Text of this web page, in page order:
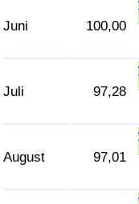
Juni 100,00
Juli 97,28
August 97,01
Verkehrs-Index
Verkehrs-Index